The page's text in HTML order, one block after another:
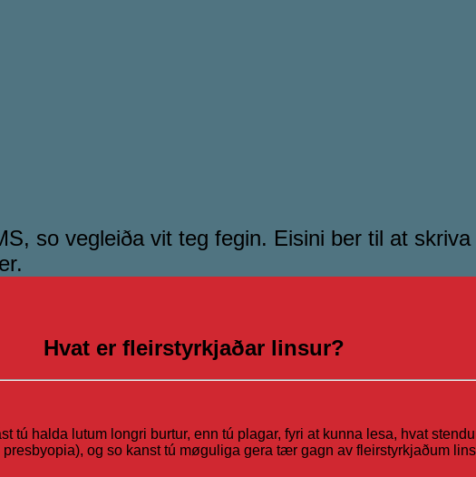
so vegleiða vit teg fegin. Eisini ber til at
Hvat er fleirstyrkjaðar linsur?
tú halda lutum longri burtur, enn tú plagar, fyri at kunna lesa, hvat
og so kanst tú møguliga gera tær gagn av fleirstyrkjaðum